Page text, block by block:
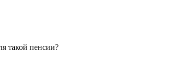
такой пенсии?